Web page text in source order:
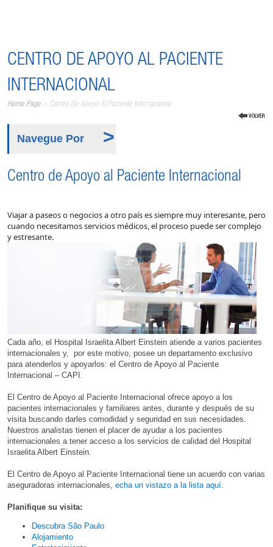
CENTRO DE APOYO AL PACIENTE
INTERNACIONAL
Home Page > Centro De Apoyo Al Paciente Internacional
Navegue Por
Centro de Apoyo al Paciente Internacional
Viajar a paseos o negocios a otro país es siempre muy interesante, pero
cuando necesitamos servicios médicos, el proceso puede ser complejo
y estresante.
Cada año, el Hospital Israelita Albert Einstein atiende a varios pacientes
internacionales y, por este motivo, posee un departamento exclusivo
para atenderlos y apoyarlos: el Centro de Apoyo al Paciente
Internacional – CAPI.
El Centro de Apoyo al Paciente Internacional ofrece apoyo a los
pacientes internacionales y familiares antes, durante y después de su
visita buscando darles comodidad y seguridad en sus necesidades.
Nuestros analistas tienen el placer de ayudar a los pacientes
internacionales a tener acceso a los servicios de calidad del Hospital
Israelita Albert Einstein.
El Centro de Apoyo al Paciente Internacional tiene un acuerdo con varias
aseguradoras internacionales, echa un vistazo a la lista aquí.
Planifiq​ue su visita​:
Descubra São Paulo
Alojamiento